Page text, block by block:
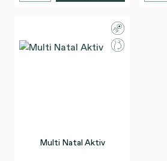
Multi Natal Aktiv